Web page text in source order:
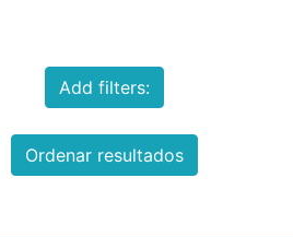
Add filters:
Ordenar resultados